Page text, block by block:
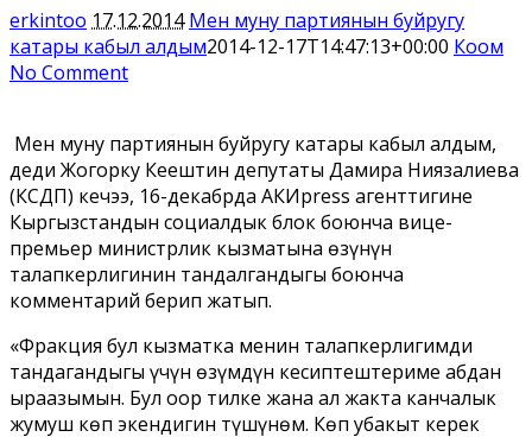
erkintoo 17.12.2014 Мен муну партиянын буйругу
катары кабыл алдым2014-12-17T14:47:13+00:00 Коом
No Comment
Мен муну партиянын буйругу катары кабыл алдым,
деди Жогорку Кеңештин депутаты Дамира Ниязалиева
(КСДП) кечээ, 16-декабрда АКИpress агенттигине
Кыргызстандын социалдык блок боюнча вице-
премьер министрлик кызматына өзүнүн
талапкерлигинин тандалгандыгы боюнча
комментарий берип жатып.
«Фракция бул кызматка менин талапкерлигимди
тандагандыгы үчүн өзүмдүн кесиптештериме абдан
ыраазымын. Бул оор тилке жана ал жакта канчалык
жумуш көп экендигин түшүнөм. Көп убакыт керек